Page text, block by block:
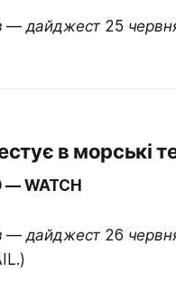
— дайджест 25
в морські
— WATCH
— дайджест 26